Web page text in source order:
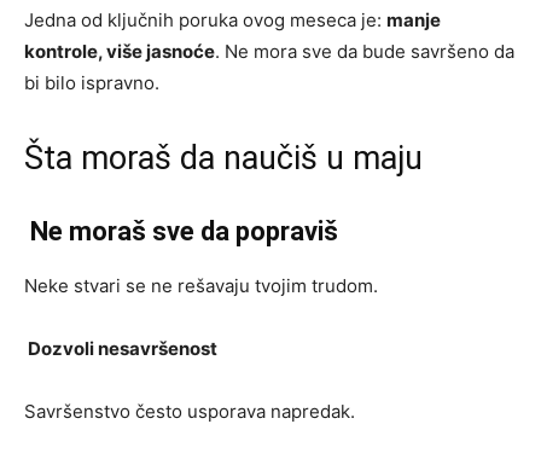
Jedna od ključnih poruka ovog meseca je: manje
kontrole, više jasnoće. Ne mora sve da bude savršeno da
bi bilo ispravno.
Šta moraš da naučiš u maju
Ne moraš sve da popraviš
Neke stvari se ne rešavaju tvojim trudom.
Dozvoli nesavršenost
Savršenstvo često usporava napredak.